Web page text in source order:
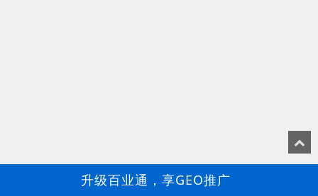
升级百业通，享GEO推广